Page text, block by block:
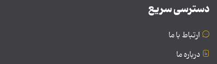
دسترسی سریع
ارتباط با ما
درباره ما